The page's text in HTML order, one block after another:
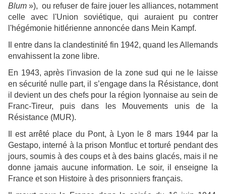
Blum »), ou refuser de faire jouer les alliances, notamment
celle avec l'Union soviétique, qui auraient pu contrer
l'hégémonie hitlérienne annoncée dans Mein Kampf.
Il entre dans la clandestinité fin 1942, quand les Allemands
envahissent la zone libre.
En 1943, après l'invasion de la zone sud qui ne le laisse
en sécurité nulle part, il s’engage dans la Résistance, dont
il devient un des chefs pour la région lyonnaise au sein de
Franc-Tireur, puis dans les Mouvements unis de la
Résistance (MUR).
Il est arrêté place du Pont, à Lyon le 8 mars 1944 par la
Gestapo, interné à la prison Montluc et torturé pendant des
jours, soumis à des coups et à des bains glacés, mais il ne
donne jamais aucune information. Le soir, il enseigne la
France et son Histoire à des prisonniers français.